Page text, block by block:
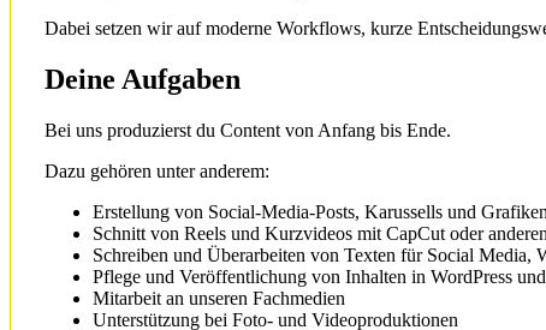
Dabei setzen wir auf moderne Workflows, kurze
Deine Aufgaben
Bei uns produzierst du Content von Anfang bis Ende.
Dazu gehören unter anderem:
Erstellung von Social-Media-Posts, Karussells und
Schnitt von Reels und Kurzvideos mit CapCut oder
Schreiben und Überarbeiten von Texten für Social Media,
Pflege und Veröffentlichung von Inhalten in WordPress
Mitarbeit an unseren Fachmedien
Unterstützung bei Foto- und Videoproduktionen